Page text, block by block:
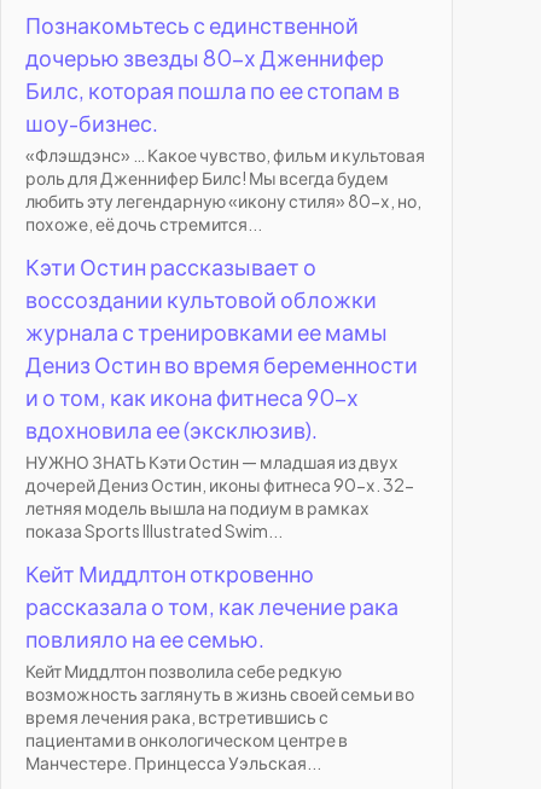
Познакомьтесь с единственной
дочерью звезды 80-х Дженнифер
Билс, которая пошла по ее стопам в
шоу-бизнес.
«Флэшдэнс» … Какое чувство, фильм и культовая
роль для Дженнифер Билс! Мы всегда будем
любить эту легендарную «икону стиля» 80-х, но,
похоже, её дочь стремится...
Кэти Остин рассказывает о
воссоздании культовой обложки
журнала с тренировками ее мамы
Дениз Остин во время беременности
и о том, как икона фитнеса 90-х
вдохновила ее (эксклюзив).
НУЖНО ЗНАТЬ Кэти Остин — младшая из двух
дочерей Дениз Остин, иконы фитнеса 90-х. 32-
летняя модель вышла на подиум в рамках
показа Sports Illustrated Swim...
Кейт Миддлтон откровенно
рассказала о том, как лечение рака
повлияло на ее семью.
Кейт Миддлтон позволила себе редкую
возможность заглянуть в жизнь своей семьи во
время лечения рака, встретившись с
пациентами в онкологическом центре в
Манчестере. Принцесса Уэльская...